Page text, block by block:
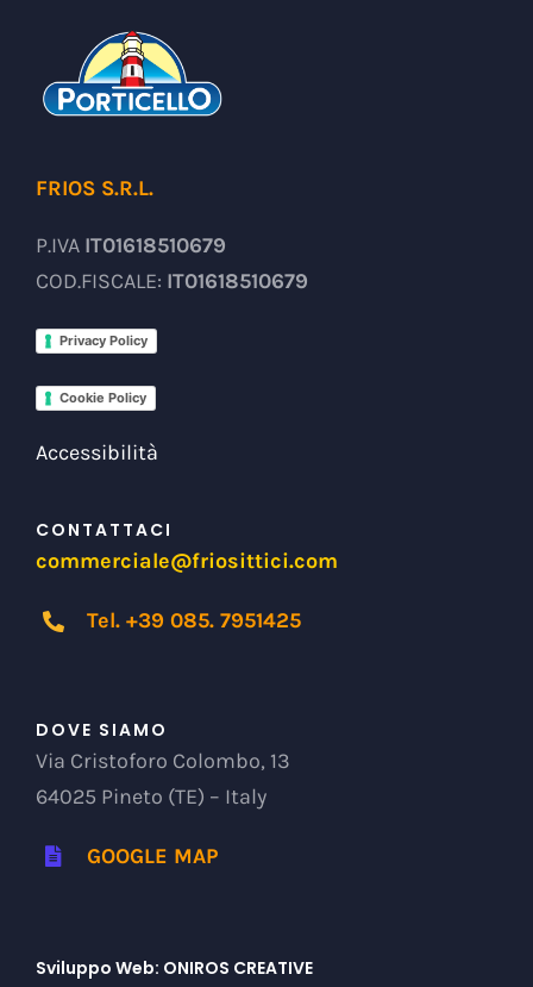
FRIOS S.R.L.
P.IVA IT01618510679
COD.FISCALE: IT01618510679
Privacy Policy
Cookie Policy
Accessibilità
CONTATTACI
commerciale@friosittici.com
Tel. +39 085. 7951425
DOVE SIAMO
Via Cristoforo Colombo, 13
64025 Pineto (TE) – Italy
GOOGLE MAP
Sviluppo Web: ONIROS CREATIVE